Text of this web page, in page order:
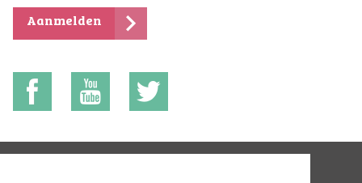
Aanmelden